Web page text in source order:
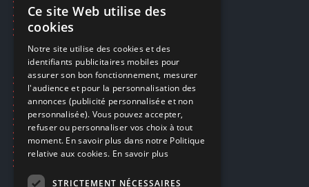
Restauration CD griffés
Réparations & SAV
Smartpoints
Ecogaming
Expédition & retours
Confidentialité
Conditions générales
EA Sport UFC 6
Call of Duty: Modern Warfare 4
Rachat et revente de jeux en cash
ENGLISH
Ce site Web utilise des
cookies
Notre site utilise des cookies et des
identifiants publicitaires mobiles pour
assurer son bon fonctionnement, mesurer
l'audience et pour la personnalisation des
annonces (publicité personnalisée et non
personnalisée). Vous pouvez accepter,
refuser ou personnaliser vos choix à tout
moment. En savoir plus dans notre Politique
relative aux cookies. En savoir plus
STRICTEMENT NÉCESSAIRES